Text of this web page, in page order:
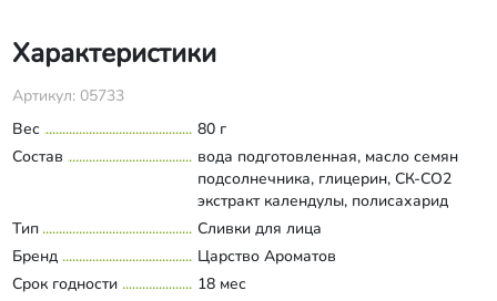
Характеристики
Артикул: 05733
Вес
80 г
Состав
вода подготовленная, масло семян
подсолнечника, глицерин, СК-СО2
экстракт календулы, полисахарид
семян тамаринда, эластин, масло
примулы вечерней, масло касторовое,
инулин, Cetiol® RLF, гиалуроновая
кислота низкомолекулярная, сорбит,
Развернуть состав
Тип
Сливки для лица
Бренд
Царство Ароматов
Срок годности
18 мес